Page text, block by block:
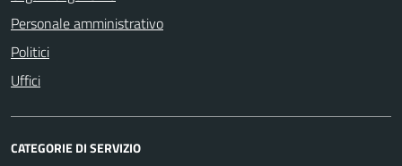
Personale amministrativo
Politici
Uffici
CATEGORIE DI SERVIZIO